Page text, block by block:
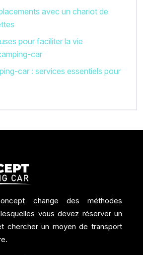
avec un chariot de
pour faciliter la vie
car
car : services essentiels pour
change des méthodes
vous devez réserver un
chercher un moyen de transport